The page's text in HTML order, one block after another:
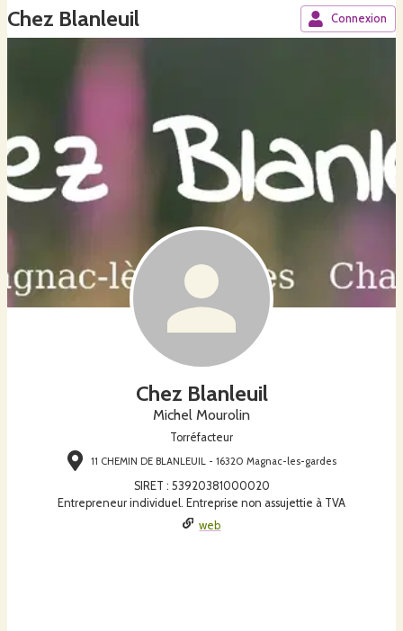
Chez Blanleuil Connexion
Chez Blanleuil
Michel Mourolin
Torréfacteur
11 CHEMIN DE BLANLEUIL - 16320 Magnac-les-gardes
SIRET : 53920381000020
Entrepreneur individuel. Entreprise non assujettie à TVA
web